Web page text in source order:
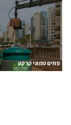
פחים טמוני קרקע